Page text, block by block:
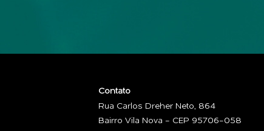
Contato
Rua Carlos Dreher Neto, 864
Bairro Vila Nova - CEP 95706-058